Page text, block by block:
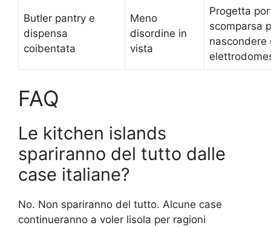
Butler pantry e
dispensa
coibentata
Meno
disordine in
vista
Progetta
scomparsa
nascondere
FAQ
Le kitchen islands
spariranno del tutto dalle
case italiane?
No. Non spariranno del tutto. Alcune case
continueranno a voler lisola per ragioni